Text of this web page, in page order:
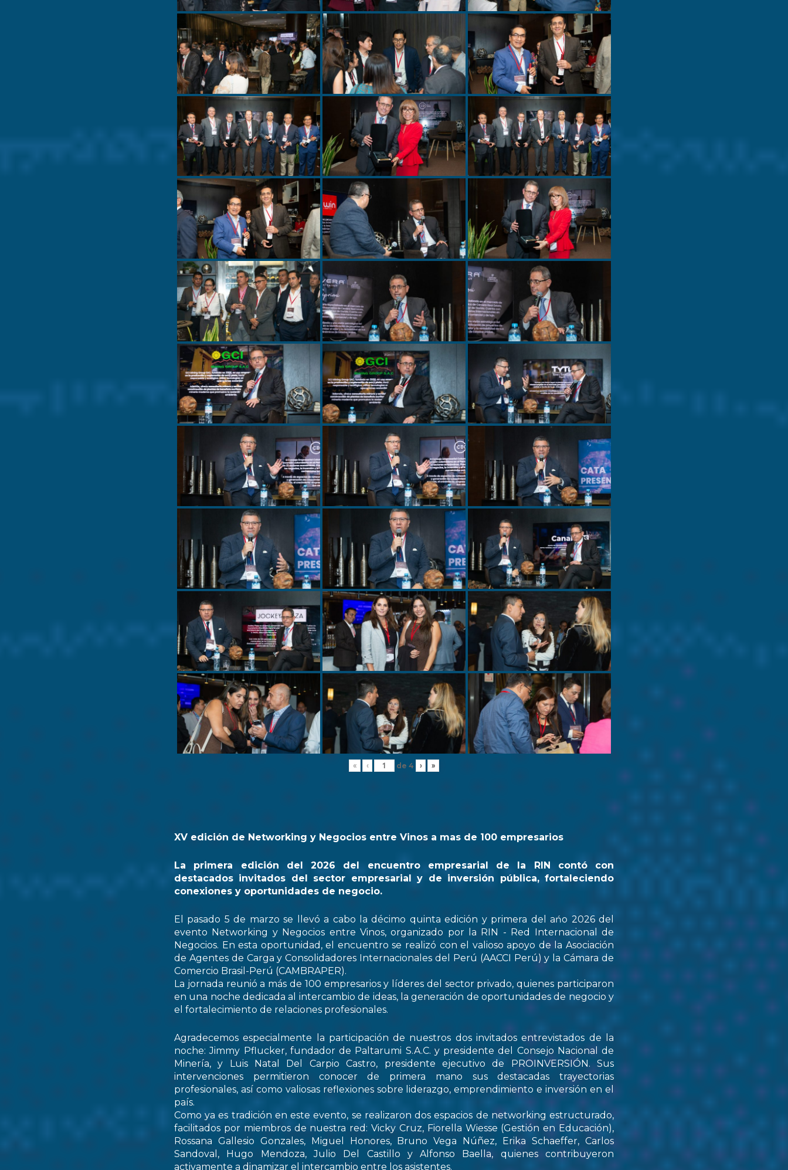
« ‹ de 4 › »
XV edición de Networking y Negocios entre Vinos a mas de 100 empresarios
La primera edición del 2026 del encuentro empresarial de la RIN contó con
destacados invitados del sector empresarial y de inversión pública, fortaleciendo
conexiones y oportunidades de negocio.
El pasado 5 de marzo se llevó a cabo la décimo quinta edición y primera del ańo 2026 del
evento Networking y Negocios entre Vinos, organizado por la RIN - Red Internacional de
Negocios. En esta oportunidad, el encuentro se realizó con el valioso apoyo de la Asociación
de Agentes de Carga y Consolidadores Internacionales del Perú (AACCI Perú) y la Cámara de
Comercio Brasil-Perú (CAMBRAPER).
La jornada reunió a más de 100 empresarios y líderes del sector privado, quienes participaron
en una noche dedicada al intercambio de ideas, la generación de oportunidades de negocio y
el fortalecimiento de relaciones profesionales.
Agradecemos especialmente la participación de nuestros dos invitados entrevistados de la
noche: Jimmy Pflucker, fundador de Paltarumi S.A.C. y presidente del Consejo Nacional de
Minería, y Luis Natal Del Carpio Castro, presidente ejecutivo de PROINVERSIÓN. Sus
intervenciones permitieron conocer de primera mano sus destacadas trayectorias
profesionales, así como valiosas reflexiones sobre liderazgo, emprendimiento e inversión en el
país.
Como ya es tradición en este evento, se realizaron dos espacios de networking estructurado,
facilitados por miembros de nuestra red: Vicky Cruz, Fiorella Wiesse (Gestión en Educación),
Rossana Gallesio Gonzales, Miguel Honores, Bruno Vega Núñez, Erika Schaeffer, Carlos
Sandoval, Hugo Mendoza, Julio Del Castillo y Alfonso Baella, quienes contribuyeron
activamente a dinamizar el intercambio entre los asistentes.